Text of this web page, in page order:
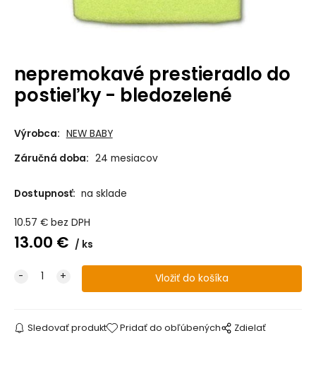
nepremokavé prestieradlo do
postieľky - bledozelené
Výrobca: NEW BABY
Záručná doba: 24 mesiacov
Dostupnosť: na sklade
10.57 € bez DPH
13.00 € ks
Sledovať produkt Pridať do obľúbených Zdielať